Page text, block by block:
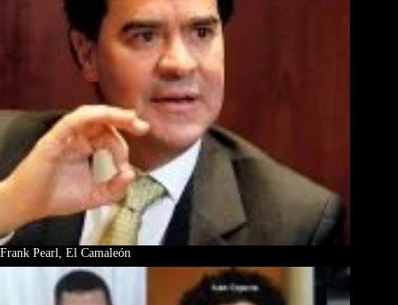
Frank Pearl, El Camaleón